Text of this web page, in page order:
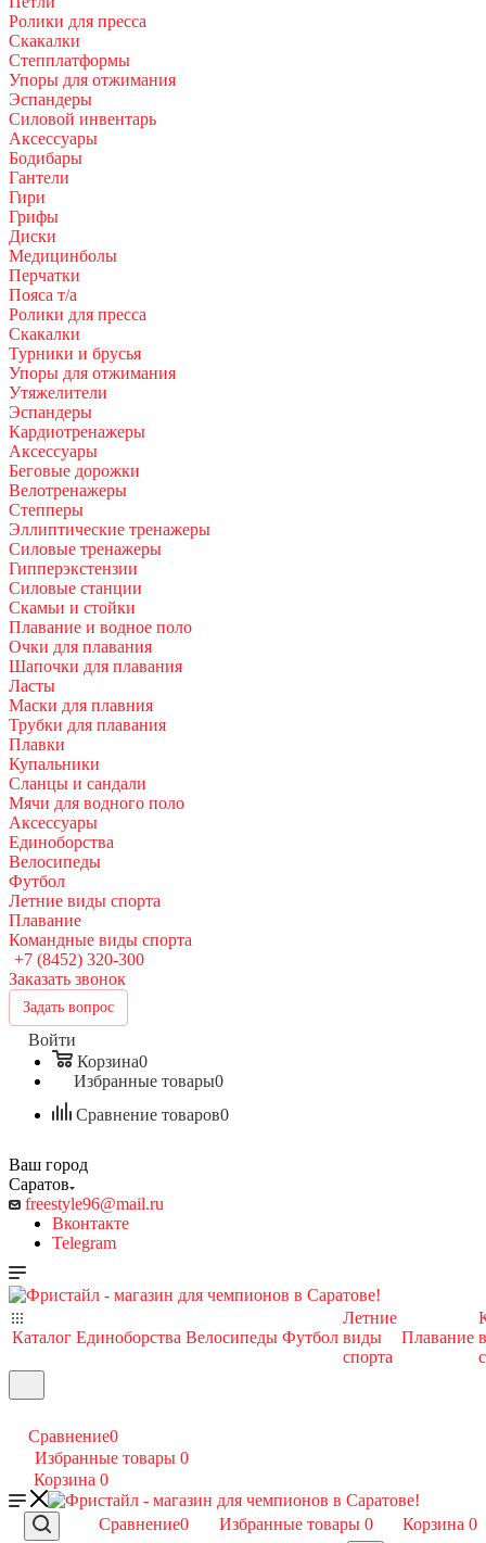
Ролики для пресса
Скакалки
Степплатформы
Упоры для отжимания
Эспандеры
Силовой инвентарь
Аксессуары
Бодибары
Гантели
Гири
Грифы
Диски
Медицинболы
Перчатки
Пояса т/а
Ролики для пресса
Скакалки
Турники и брусья
Упоры для отжимания
Утяжелители
Эспандеры
Кардиотренажеры
Аксессуары
Беговые дорожки
Велотренажеры
Степперы
Эллиптические тренажеры
Силовые тренажеры
Гипперэкстензии
Силовые станции
Скамьи и стойки
Плавание и водное поло
Очки для плавания
Шапочки для плавания
Ласты
Маски для плавния
Трубки для плавания
Плавки
Купальники
Сланцы и сандали
Мячи для водного поло
Аксессуары
Единоборства
Велосипеды
Футбол
Летние виды спорта
Плавание
Командные виды спорта
+7 (8452) 320-300
Заказать звонок
Задать вопрос
Войти
Корзина0
Избранные товары0
Сравнение товаров0
Ваш город
Саратов
freestyle96@mail.ru
Вконтакте
Telegram
Каталог Единоборства Велосипеды Футбол
Летние
виды
спорта
Плавание
Сравнение0
Избранные товары 0
Корзина 0
Сравнение0 Избранные товары 0 Корзина 0